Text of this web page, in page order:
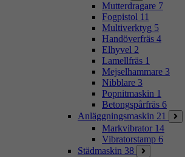
Mutterdragare 7
Fogpistol 11
Multiverktyg 5
Handöverfräs 4
Elhyvel 2
Lamellfräs 1
Mejselhammare 3
Nibblare 3
Popnitmaskin 1
Betongspårfräs 6
Anläggningsmaskin 21
Markvibrator 14
Vibratorstamp 6
Städmaskin 38